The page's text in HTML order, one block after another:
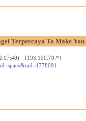
Terpercaya To Make
[193.150.70.*]